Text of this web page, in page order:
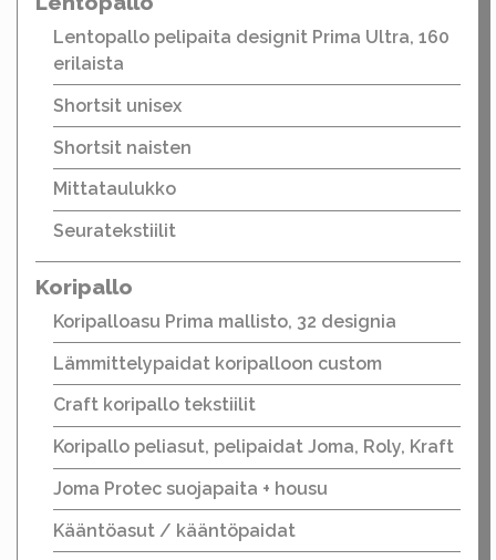
Lentopallo pelipaita designit Prima Ultra, 160
erilaista
Shortsit unisex
Shortsit naisten
Mittataulukko
Seuratekstiilit
Koripallo
Koripalloasu Prima mallisto, 32 designia
Lämmittelypaidat koripalloon custom
Craft koripallo tekstiilit
Koripallo peliasut, pelipaidat Joma, Roly, Kraft
Joma Protec suojapaita + housu
Kääntöasut / kääntöpaidat